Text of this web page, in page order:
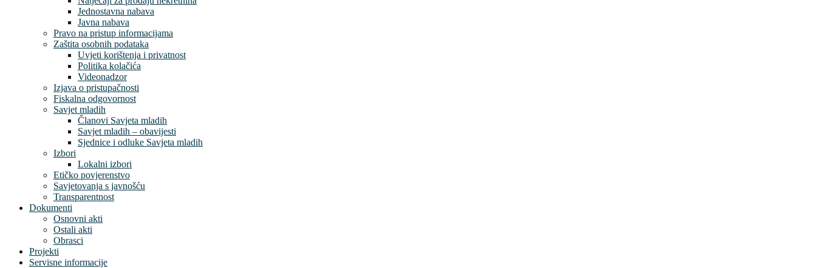
Jednostavna nabava
Javna nabava
Pravo na pristup informacijama
Zaštita osobnih podataka
Uvjeti korištenja i privatnost
Politika kolačića
Videonadzor
Izjava o pristupačnosti
Fiskalna odgovornost
Savjet mladih
Članovi Savjeta mladih
Savjet mladih – obavijesti
Sjednice i odluke Savjeta mladih
Izbori
Lokalni izbori
Etičko povjerenstvo
Savjetovanja s javnošću
Transparentnost
Dokumenti
Osnovni akti
Ostali akti
Obrasci
Projekti
Servisne informacije